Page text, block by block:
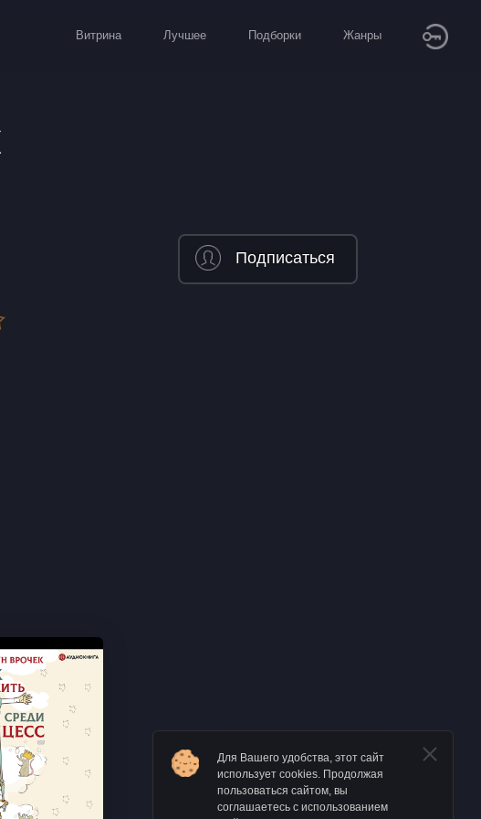
Витрина Лучшее Подборки Жанры
Подписаться
Для Вашего удобства, этот сайт
использует cookies. Продолжая
пользоваться сайтом, вы
соглашаетесь с использованием